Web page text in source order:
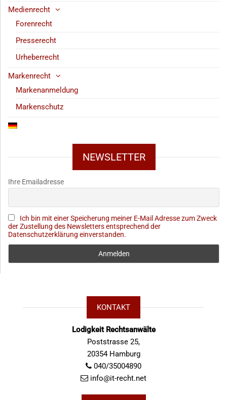
Medienrecht
Forenrecht
Presserecht
Urheberrecht
Markenrecht
Markenanmeldung
Markenschutz
NEWSLETTER
Ihre Emailadresse
Ich bin mit einer Speicherung meiner E-Mail Adresse zum Zweck
der Zustellung des Newsletters entsprechend der
Datenschutzerklärung einverstanden.
KONTAKT
Lodigkeit Rechtsanwälte
Poststrasse 25,
20354 Hamburg
040/35004890
info@it-recht.net